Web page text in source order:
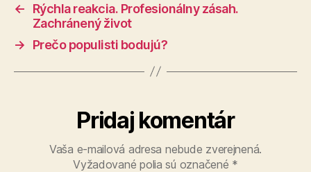
←
Rýchla reakcia. Profesionálny zásah.
Zachránený život
→
Prečo populisti bodujú?
Pridaj komentár
Vaša e-mailová adresa nebude zverejnená.
Vyžadované polia sú označené *